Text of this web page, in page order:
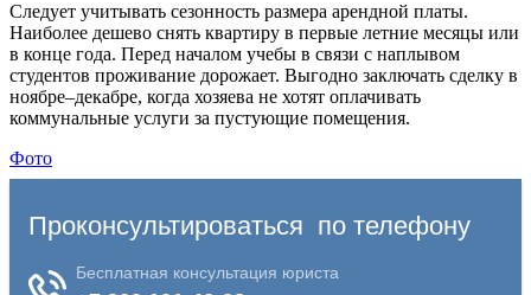
Следует учитывать сезонность размера арендной платы.
Наиболее дешево снять квартиру в первые летние месяцы или
в конце года. Перед началом учебы в связи с наплывом
студентов проживание дорожает. Выгодно заключать сделку в
ноябре–декабре, когда хозяева не хотят оплачивать
коммунальные услуги за пустующие помещения.
Фото